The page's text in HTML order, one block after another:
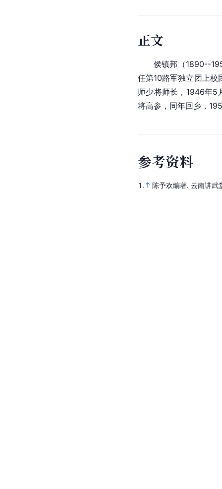
正文
侯镇邦（1890--
任第10路军独立团 上校
师少将师长，1946年5
将高参，同年回乡，
参考资料
1. 陈予欢编著. 云南讲武